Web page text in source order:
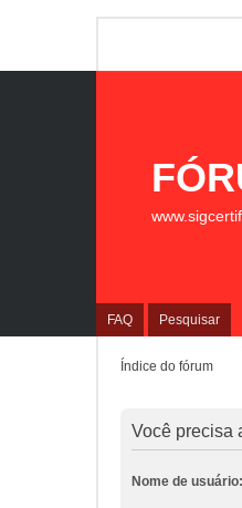
FAQ Pesquisar
Índice do fórum
Você precisa
Nome de usuário: